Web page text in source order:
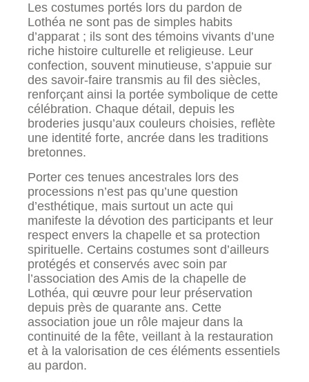
Les costumes portés lors du pardon de
Lothéa ne sont pas de simples habits
d’apparat ; ils sont des témoins vivants d’une
riche histoire culturelle et religieuse. Leur
confection, souvent minutieuse, s’appuie sur
des savoir-faire transmis au fil des siècles,
renforçant ainsi la portée symbolique de cette
célébration. Chaque détail, depuis les
broderies jusqu’aux couleurs choisies, reflète
une identité forte, ancrée dans les traditions
bretonnes.
Porter ces tenues ancestrales lors des
processions n’est pas qu’une question
d’esthétique, mais surtout un acte qui
manifeste la dévotion des participants et leur
respect envers la chapelle et sa protection
spirituelle. Certains costumes sont d’ailleurs
protégés et conservés avec soin par
l’association des Amis de la chapelle de
Lothéa, qui œuvre pour leur préservation
depuis près de quarante ans. Cette
association joue un rôle majeur dans la
continuité de la fête, veillant à la restauration
et à la valorisation de ces éléments essentiels
au pardon.